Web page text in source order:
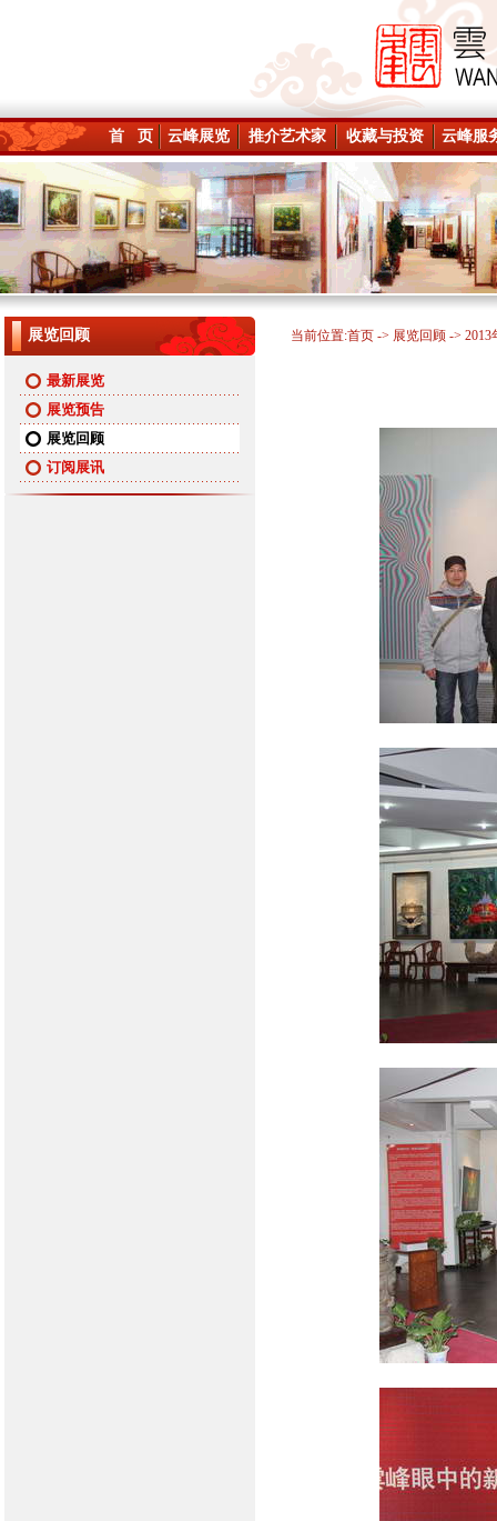
首 页 云峰展览 推介艺术家 收藏与投资 云峰服
展览回顾
最新展览
展览预告
展览回顾
订阅展讯
当前位置:首页-> 展览回顾-> 2013